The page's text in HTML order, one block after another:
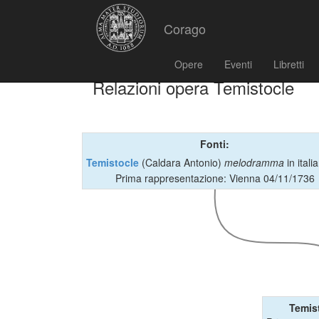
Corago
Opere Eventi Libretti
Relazioni opera Temistocle
Fonti:
Temistocle (Caldara Antonio) melodramma in
Prima rappresentazione: Vienna 04/11/1736